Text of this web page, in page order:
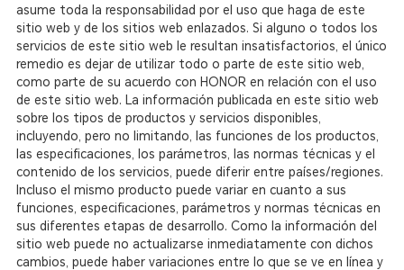
asume toda la responsabilidad por el uso que haga de este
sitio web y de los sitios web enlazados. Si alguno o todos los
servicios de este sitio web le resultan insatisfactorios, el único
remedio es dejar de utilizar todo o parte de este sitio web,
como parte de su acuerdo con HONOR en relación con el uso
de este sitio web. La información publicada en este sitio web
sobre los tipos de productos y servicios disponibles,
incluyendo, pero no limitando, las funciones de los productos,
las especificaciones, los parámetros, las normas técnicas y el
contenido de los servicios, puede diferir entre países/regiones.
Incluso el mismo producto puede variar en cuanto a sus
funciones, especificaciones, parámetros y normas técnicas en
sus diferentes etapas de desarrollo. Como la información del
sitio web puede no actualizarse inmediatamente con dichos
cambios, puede haber variaciones entre lo que se ve en línea y